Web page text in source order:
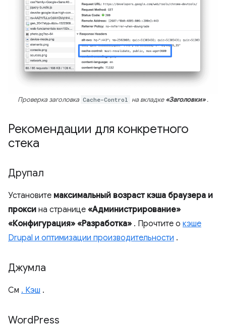
Проверка заголовка Cache-Control на вкладке«Заголовки».
Рекомендации для конкретного
стека
Друпал
Установите максимальный возраст кэша браузера и
прокси на странице «Администрирование»
«Конфигурация» «Разработка» . Прочтите о кэше
Drupal и оптимизации производительности .
Джумла
См . Кэш .
WordPress